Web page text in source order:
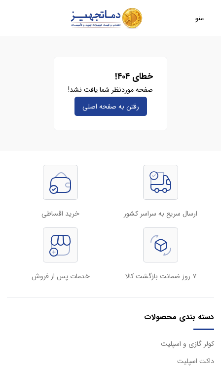
منو
خطای ۴۰۴!
صفحه موردنظر شما یافت نشد!
رفتن به صفحه‌ اصلی
ارسال سریع به سراسر کشور خرید اقساطی
۷ روز ضمانت بازگشت کالا خدمات پس از فروش
دسته بندی محصولات
كولر گازی و اسپليت
داكت اسپليت